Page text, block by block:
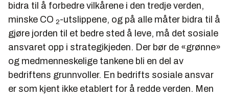
bidra til å forbedre vilkårene i den tredje verden,
minske CO 2-utslippene, og på alle måter bidra til å
gjøre jorden til et bedre sted å leve, må det sosiale
ansvaret opp i strategikjeden. Der bør de «grønne»
og medmenneskelige tankene bli en del av
bedriftens grunnvoller. En bedrifts sosiale ansvar
er som kjent ikke etablert for å redde verden. Men